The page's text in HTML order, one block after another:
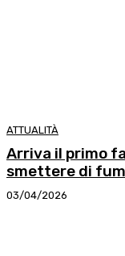
ATTUALITÀ
Arriva il primo
smettere di
03/04/2026